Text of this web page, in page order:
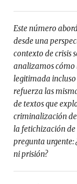
Este número
desde una
contexto de crisis
analizamos
legitimada
refuerza las
de textos que
criminalización
la fetichización
pregunta urgente:
ni prisión?